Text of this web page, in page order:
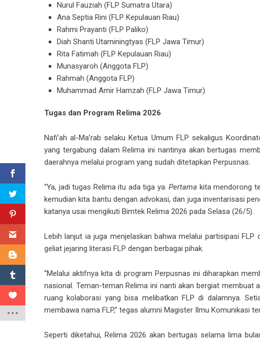
Nurul Fauziah (FLP Sumatra Utara)
Ana Septia Rini (FLP Kepulauan Riau)
Rahmi Prayanti (FLP Paliko)
Diah Shanti Utaminingtyas (FLP Jawa Timur)
Rita Fatimah (FLP Kepulauan Riau)
Munasyaroh (Anggota FLP)
Rahmah (Anggota FLP)
Muhammad Amir Hamzah (FLP Jawa Timur)
Tugas dan Program Relima 2026
Nafi’ah al-Ma’rab selaku Ketua Umum FLP sekaligus
yang tergabung dalam Relima ini nantinya akan bertugas
daerahnya melalui program yang sudah ditetapkan Perpusnas.
“Ya, jadi tugas Relima itu ada tiga ya.Pertama kita mendorong
kemudian kita bantu dengan advokasi, dan juga inventarisasi
katanya usai mengikuti Bimtek Relima 2026 pada Selasa (26/5).
Lebih lanjut ia juga menjelaskan bahwa melalui partisipasi
geliat jejaring literasi FLP dengan berbagai pihak.
“Melalui aktifnya kita di program Perpusnas ini diharapkan
nasional. Teman-teman Relima ini nanti akan bergiat membuat
ruang kolaborasi yang bisa melibatkan FLP di dalamnya.
membawa nama FLP,” tegas alumni Magister Ilmu Komunikasi
Seperti diketahui, Relima 2026 akan bertugas selama lima